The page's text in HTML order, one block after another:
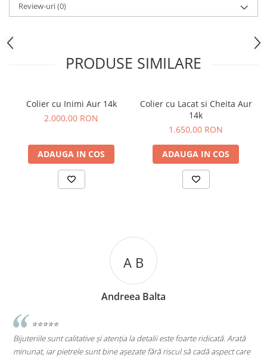
Review-uri(0)
PRODUSE SIMILARE
Colier cu Inimi Aur 14k
2.000,00 RON
ADAUGA IN COS
Colier cu Lacat si Cheita Aur
14k
1.650,00 RON
ADAUGA IN COS
ridicată. Arată
aspect care
Andreea Cicu
⭐⭐⭐⭐⭐
Super mulțumită!! Sunt superbi cerceii!!!